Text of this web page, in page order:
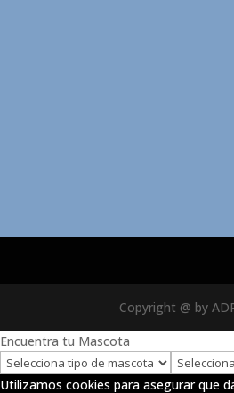
Copyright @ by
Encuentra tu Mascota
Utilizamos cookies para asegurar que